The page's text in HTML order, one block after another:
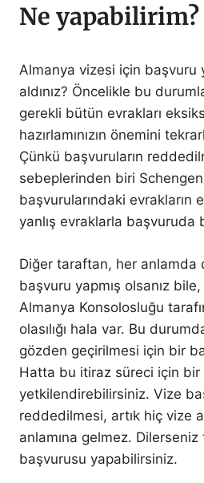
Ne yapabilirim?
Almanya vizesi için başvuru
aldınız? Öncelikle bu
gerekli bütün evrakları
hazırlamınızın önemini
Çünkü başvuruların
sebeplerinden biri
başvurularındaki evrakların
yanlış evraklarla başvuruda
Diğer taraftan, her anlamda
başvuru yapmış olsanız
Almanya Konsolosluğu
olasılığı hala var. Bu
gözden geçirilmesi için bir
Hatta bu itiraz süreci için bir
yetkilendirebilirsiniz. Vize
reddedilmesi, artık hiç vize
anlamına gelmez.
başvurusu yapabilirsiniz.